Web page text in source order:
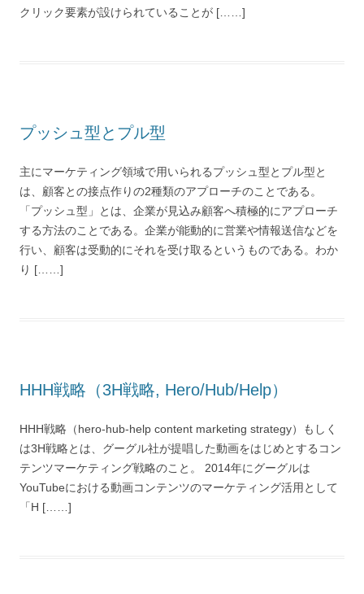
クリック要素が設けられていることが [……]
プッシュ型とプル型
主にマーケティング領域で用いられるプッシュ型とプル型と
は、顧客との接点作りの2種類のアプローチのことである。
「プッシュ型」とは、企業が見込み顧客へ積極的にアプローチ
する方法のことである。企業が能動的に営業や情報送信などを
行い、顧客は受動的にそれを受け取るというものである。わか
り [……]
HHH戦略（3H戦略, Hero/Hub/Help）
HHH戦略（hero-hub-help content marketing strategy）もしく
は3H戦略とは、グーグル社が提唱した動画をはじめとするコン
テンツマーケティング戦略のこと。 2014年にグーグルは
YouTubeにおける動画コンテンツのマーケティング活用として
「H [……]